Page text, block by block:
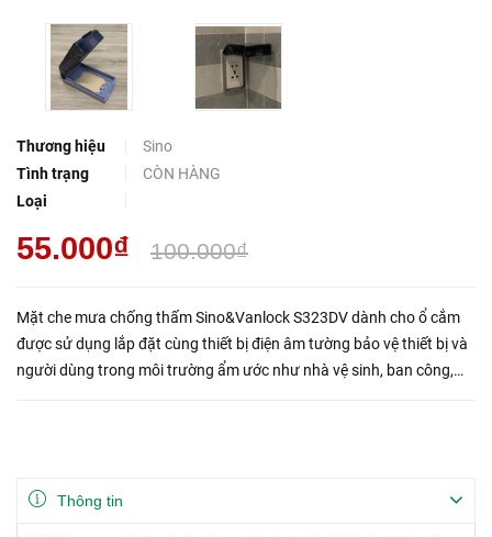
Thương hiệu
Sino
Tình trạng
CÒN HÀNG
Loại
55.000₫ 100.000₫
Mặt che mưa chống thấm Sino&Vanlock S323DV dành cho ổ cắm
được sử dụng lắp đặt cùng thiết bị điện âm tường bảo vệ thiết bị và
người dùng trong môi trường ẩm ước như nhà vệ sinh, ban công,
Thông tin